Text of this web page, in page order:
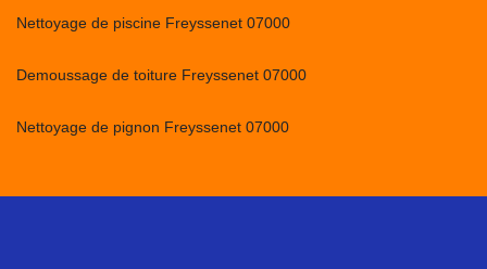
Nettoyage de piscine Freyssenet 07000
Demoussage de toiture Freyssenet 07000
Nettoyage de pignon Freyssenet 07000